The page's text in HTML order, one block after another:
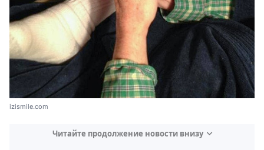
izismile.com
Читайте продолжение новости внизу